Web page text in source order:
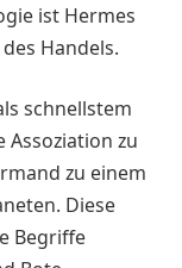
ist Hermes
Handels.
schnellstem
Assoziation zu
zu einem
Diese
Begriffe